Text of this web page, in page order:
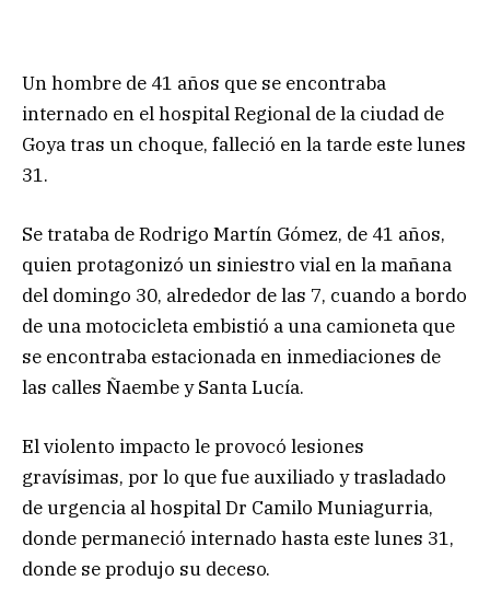
Un hombre de 41 años que se encontraba
internado en el hospital Regional de la ciudad de
Goya tras un choque, falleció en la tarde este lunes
31.
Se trataba de Rodrigo Martín Gómez, de 41 años,
quien protagonizó un siniestro vial en la mañana
del domingo 30, alrededor de las 7, cuando a bordo
de una motocicleta embistió a una camioneta que
se encontraba estacionada en inmediaciones de
las calles Ñaembe y Santa Lucía.
El violento impacto le provocó lesiones
gravísimas, por lo que fue auxiliado y trasladado
de urgencia al hospital Dr Camilo Muniagurria,
donde permaneció internado hasta este lunes 31,
donde se produjo su deceso.